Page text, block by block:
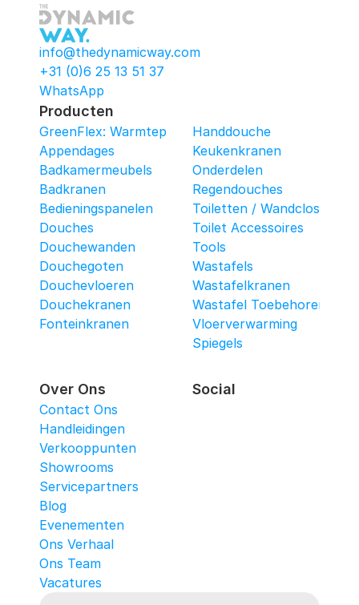
info@thedynamicway.com
+31 (0)6 25 13 51 37
WhatsApp
Producten
GreenFlex: Warmtepomop-Box
Appendages
Badkamermeubels
Badkranen
Bedieningspanelen
Douches
Douchewanden
Douchegoten
Douchevloeren
Douchekranen
Fonteinkranen
Handdouche
Keukenkranen
Onderdelen
Regendouches
Toiletten / Wandcloset
Toilet Accessoires
Tools
Wastafels
Wastafelkranen
Wastafel Toebehoren
Vloerverwarming
Spiegels
Over Ons
Contact Ons
Handleidingen
Verkooppunten
Showrooms
Servicepartners
Blog
Evenementen
Ons Verhaal
Ons Team
Vacatures
Social